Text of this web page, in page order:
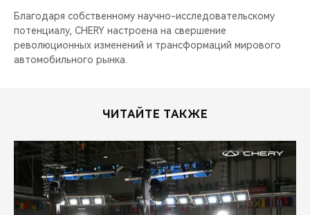
Благодаря собственному научно-исследовательскому
потенциалу, CHERY настроена на свершение
революционных изменений и трансформаций мирового
автомобильного рынка.
ЧИТАЙТЕ ТАКЖЕ